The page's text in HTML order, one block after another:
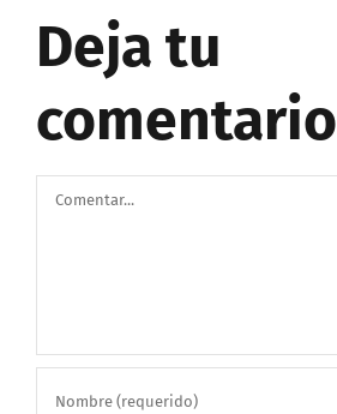
Deja tu
comentario
Comentar